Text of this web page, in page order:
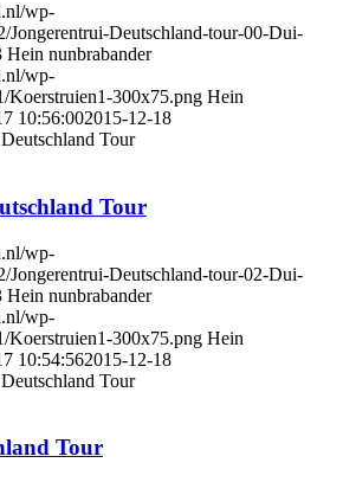
wp-
Jongerentrui-Deutschland-tour-00-Dui-
Hein nunbrabander
wp-
Koerstruien1-300x75.png Hein
10:56:002015-12-18
Tour
Tour
wp-
Jongerentrui-Deutschland-tour-02-Dui-
Hein nunbrabander
wp-
Koerstruien1-300x75.png Hein
10:54:562015-12-18
Tour
Tour